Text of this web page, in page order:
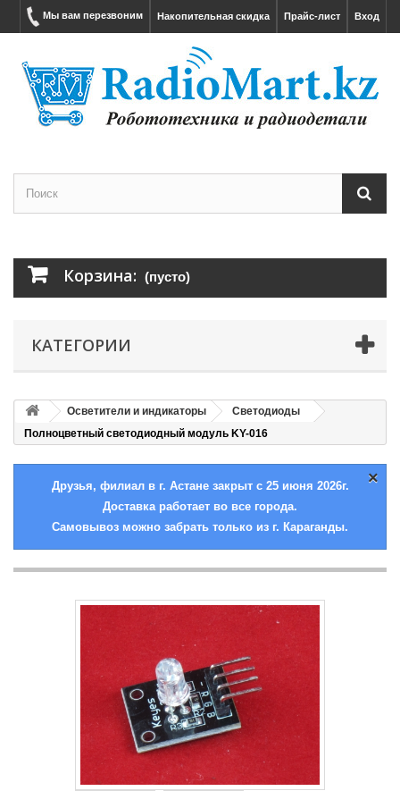
Вход
Прайс-лист
Накопительная скидка
Мы вам перезвоним
Корзина: (пусто)
КАТЕГОРИИ
Осветители и индикаторы
Cветодиоды
Полноцветный светодиодный модуль KY-016
×
Друзья, филиал в г. Астане закрыт с 25 июня 2026г.
Доставка работает во все города.
Самовывоз можно забрать только из г. Караганды.